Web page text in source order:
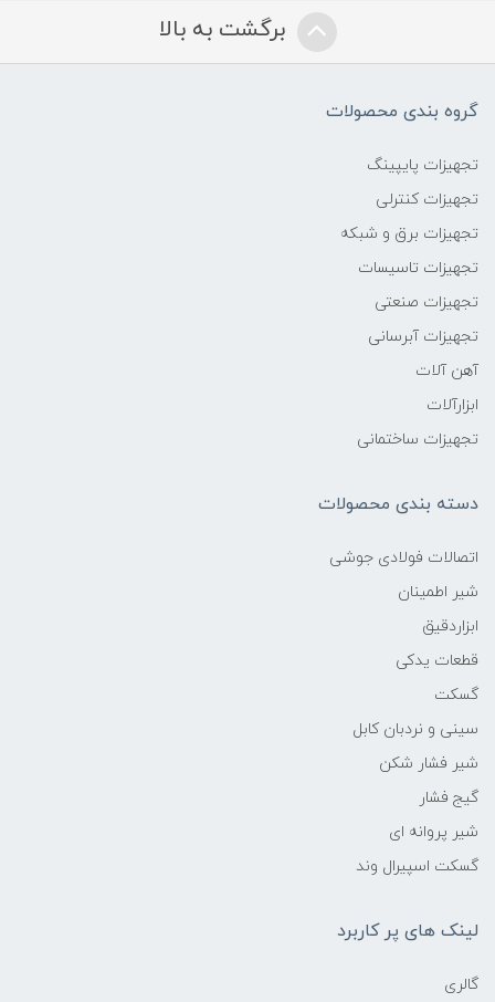
برگشت به بالا
گروه بندی محصولات
تجهیزات پایپینگ
تجهیزات کنترلی
تجهیزات برق و شبکه
تجهیزات تاسیسات
تجهیزات صنعتی
تجهیزات آبرسانی
آهن آلات
ابزارآلات
تجهیزات ساختمانی
دسته بندی محصولات
اتصالات فولادی جوشی
شیر اطمینان
ابزاردقیق
قطعات یدکی
گسکت
سینی و نردبان کابل
شیر فشار شکن
گیج فشار
شیر پروانه ای
گسکت اسپیرال وند
لینک های پر کاربرد
گالری